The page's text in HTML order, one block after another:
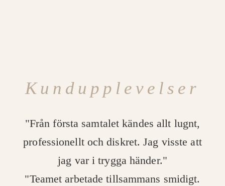
Kundupplevelser
"Från första samtalet kändes allt lugnt,
professionellt och diskret. Jag visste att
jag var i trygga händer."
"Teamet arbetade tillsammans smidigt.